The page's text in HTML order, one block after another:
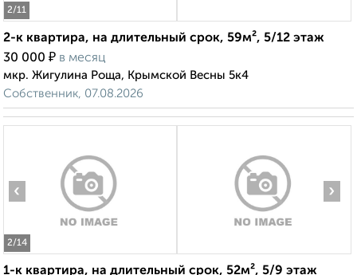
2/11
2-к квартира, на длительный срок, 59м², 5/12 этаж
30 000 ₽ в месяц
мкр. Жигулина Роща, Крымской Весны 5к4
Собственник, 07.08.2026
2/14
‹ ›
1-к квартира, на длительный срок, 52м², 5/9 этаж